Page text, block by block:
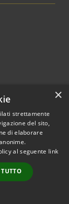
2026 • Comune di
• Powered by
•
Accesso
×
strettamente
del sito,
di elaborare
al seguente link